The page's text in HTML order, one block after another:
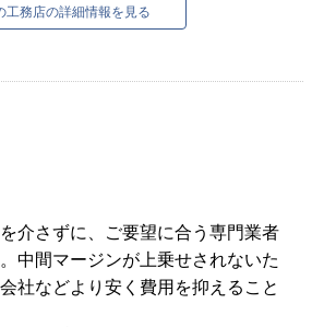
工務店の詳細情報を見る
介さずに、ご要望に合う専門業者
中間マージンが上乗せされないた
社などより安く費用を抑えること